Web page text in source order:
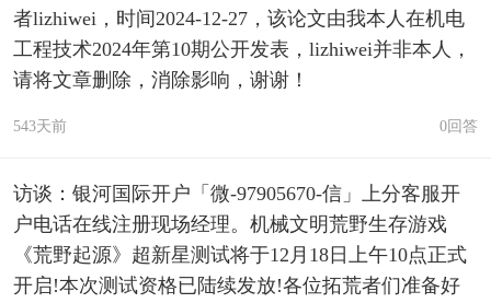
者lizhiwei，时间2024-12-27，该论文由我本人在机电
工程技术2024年第10期公开发表，lizhiwei并非本人，
请将文章删除，消除影响，谢谢！
543天前 0回答
访谈：银河国际开户「微-97905670-信」上分客服开
户电话在线注册现场经理。机械文明荒野生存游戏
《荒野起源》超新星测试将于12月18日上午10点正式
开启!本次测试资格已陆续发放!各位拓荒者们准备好